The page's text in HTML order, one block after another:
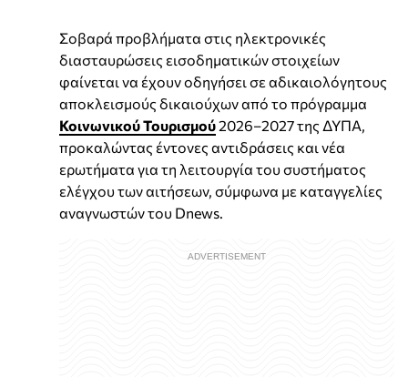
Σοβαρά προβλήματα στις ηλεκτρονικές
διασταυρώσεις εισοδηματικών στοιχείων
φαίνεται να έχουν οδηγήσει σε αδικαιολόγητους
αποκλεισμούς δικαιούχων από το πρόγραμμα
Κοινωνικού Τουρισμού2026–2027 της ΔΥΠΑ,
προκαλώντας έντονες αντιδράσεις και νέα
ερωτήματα για τη λειτουργία του συστήματος
ελέγχου των αιτήσεων, σύμφωνα με καταγγελίες
αναγνωστών του Dnews.